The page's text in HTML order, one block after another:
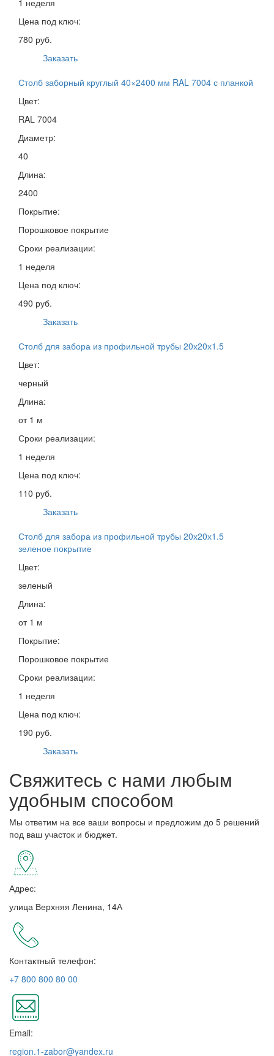
Цена под ключ:
780 руб.
Заказать
Столб заборный круглый 40×2400 мм RAL 7004 с планкой
Цвет:
RAL 7004
Диаметр:
40
Длина:
2400
Покрытие:
Порошковое покрытие
Сроки реализации:
1 неделя
Цена под ключ:
490 руб.
Заказать
Столб для забора из профильной трубы 20х20х1.5
Цвет:
черный
Длина:
от 1 м
Сроки реализации:
1 неделя
Цена под ключ:
110 руб.
Заказать
Столб для забора из профильной трубы 20х20х1.5
зеленое покрытие
Цвет:
зеленый
Длина:
от 1 м
Покрытие:
Порошковое покрытие
Сроки реализации:
1 неделя
Цена под ключ:
190 руб.
Заказать
Свяжитесь с нами любым
удобным способом
Мы ответим на все ваши вопросы и предложим до 5 решений
под ваш участок и бюджет.
Адрес:
улица Верхняя Ленина, 14А
Контактный телефон:
+7 800 800 80 00
Email:
region.1-zabor@yandex.ru